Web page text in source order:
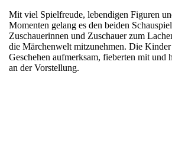
Mit viel Spielfreude, lebendigen Figuren
Momenten gelang es den beiden
Zuschauerinnen und Zuschauer zum
die Märchenwelt mitzunehmen. Die
Geschehen aufmerksam, fieberten mit und
an der Vorstellung.